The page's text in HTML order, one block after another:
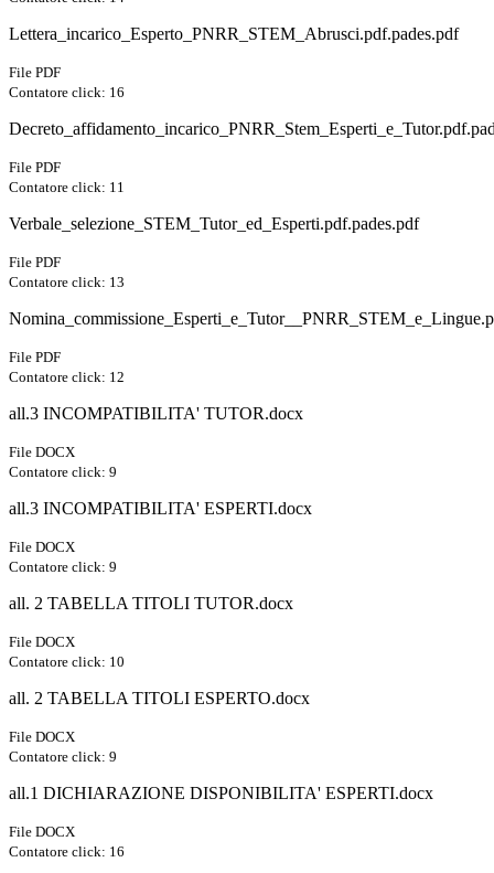
Lettera_incarico_Esperto_PNRR_STEM_Abrusci.pdf.pades.pdf
File PDF
Contatore click: 16
File PDF
Contatore click: 11
Verbale_selezione_STEM_Tutor_ed_Esperti.pdf.pades.pdf
File PDF
Contatore click: 13
File PDF
Contatore click: 12
all.3 INCOMPATIBILITA' TUTOR.docx
File DOCX
Contatore click: 9
all.3 INCOMPATIBILITA' ESPERTI.docx
File DOCX
Contatore click: 9
all. 2 TABELLA TITOLI TUTOR.docx
File DOCX
Contatore click: 10
all. 2 TABELLA TITOLI ESPERTO.docx
File DOCX
Contatore click: 9
all.1 DICHIARAZIONE DISPONIBILITA' ESPERTI.docx
File DOCX
Contatore click: 16